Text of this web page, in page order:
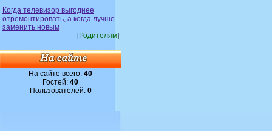
Когда телевизор выгоднее
отремонтировать, а когда лучше
заменить новым
[Родителям]
На сайте всего:40
Гостей:40
Пользователей: 0